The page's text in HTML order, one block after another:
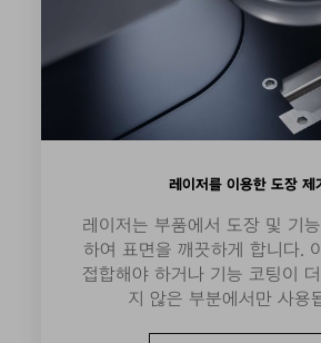
레이저를 이용한 도장 제
레이저는 부품에서 도장 및 기
하여 표면을 깨끗하게 합니다.
접합해야 하거나 기능 코팅이
지 않은 부분에서만 사용